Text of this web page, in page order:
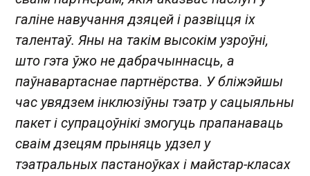
галіне навучання дзяцей і развіцця іх
талентаў. Яны на такім высокім узроўні,
што гэта ўжо не дабрачыннасць, а
паўнавартаснае партнёрства. У бліжэйшы
час увядзем інклюзіўны тэатр у сацыяльны
пакет і супрацоўнікі змогуць прапанаваць
сваім дзецям прыняць удзел у
тэатральных пастаноўках і майстар-класах